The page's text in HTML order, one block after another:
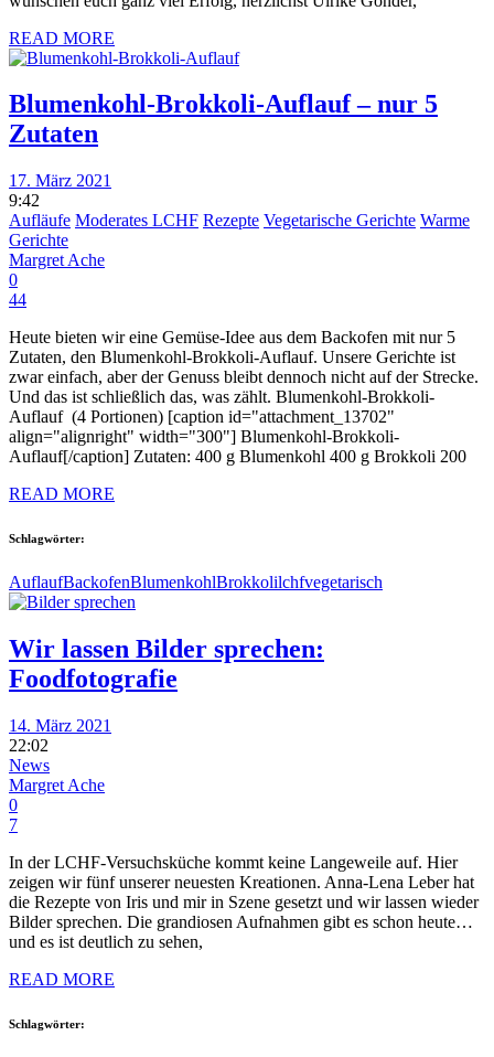
READ MORE
Blumenkohl-Brokkoli-Auflauf – nur 5
Zutaten
17. März 2021
9:42
Aufläufe Moderates LCHF Rezepte Vegetarische Gerichte Warme
Gerichte
Margret Ache
0
44
Heute bieten wir eine Gemüse-Idee aus dem Backofen mit nur 5
Zutaten, den Blumenkohl-Brokkoli-Auflauf. Unsere Gerichte ist
zwar einfach, aber der Genuss bleibt dennoch nicht auf der Strecke.
Und das ist schließlich das, was zählt. Blumenkohl-Brokkoli-
Auflauf (4 Portionen) [caption id="attachment_13702"
align="alignright" width="300"] Blumenkohl-Brokkoli-
Auflauf[/caption] Zutaten: 400 g Blumenkohl 400 g Brokkoli 200
READ MORE
Schlagwörter:
AuflaufBackofenBlumenkohlBrokkolilchfvegetarisch
Wir lassen Bilder sprechen:
Foodfotografie
14. März 2021
22:02
News
Margret Ache
0
7
In der LCHF-Versuchsküche kommt keine Langeweile auf. Hier
zeigen wir fünf unserer neuesten Kreationen. Anna-Lena Leber hat
die Rezepte von Iris und mir in Szene gesetzt und wir lassen wieder
Bilder sprechen. Die grandiosen Aufnahmen gibt es schon heute…
und es ist deutlich zu sehen,
READ MORE
Schlagwörter: